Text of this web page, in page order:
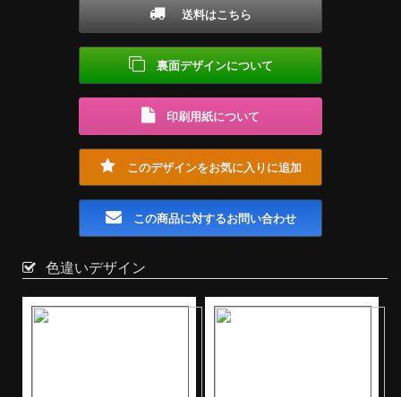
送料はこちら
裏面デザインについて
印刷用紙について
このデザインをお気に入りに追加
この商品に対するお問い合わせ
色違いデザイン